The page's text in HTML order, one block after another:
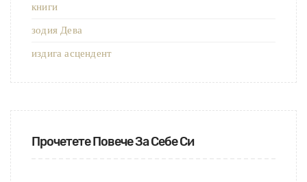
книги
зодия Дева
издига асцендент
Прочетете Повече За Себе Си